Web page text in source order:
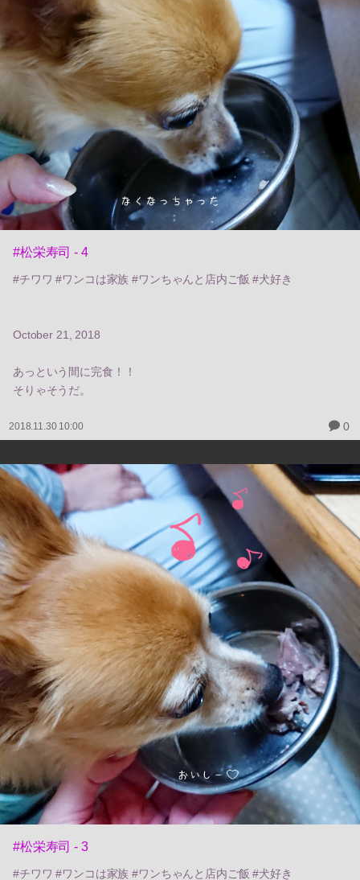
#松栄寿司 - 4
#チワワ #ワンコは家族 #ワンちゃんと店内ご飯 #犬好き
October 21, 2018
あっという間に完食！！
そりゃそうだ。
2018.11.30 10:00 0
#松栄寿司 - 3
#チワワ #ワンコは家族 #ワンちゃんと店内ご飯 #犬好き